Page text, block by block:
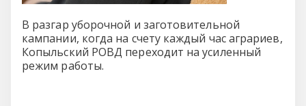
В разгар уборочной и заготовительной
кампании, когда на счету каждый час аграриев,
Копыльский РОВД переходит на усиленный
режим работы.